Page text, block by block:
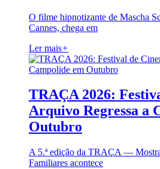
O filme hipnotizante de Mascha
Cannes, chega em
Ler mais+
TRAÇA 2026:
Arquivo Regressa a
Outubro
A 5.ª edição da TRAÇA —
Familiares acontece